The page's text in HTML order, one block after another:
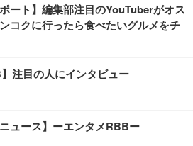
ート】編集部注目のYouTuberがオス
コクに行ったら食べたいグルメをチ
】注目の人にインタビュー
ュース】ーエンタメRBBー